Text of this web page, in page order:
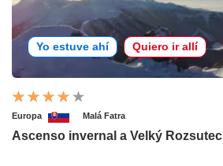
Yo estuve ahí Quiero ir allí
Europa Malá Fatra
Ascenso invernal a Velký Rozsutec